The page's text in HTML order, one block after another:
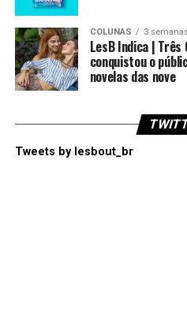
COLUNAS 3
LesB Indica |
conquistou o
novelas das nove
Tweets by lesbout_br